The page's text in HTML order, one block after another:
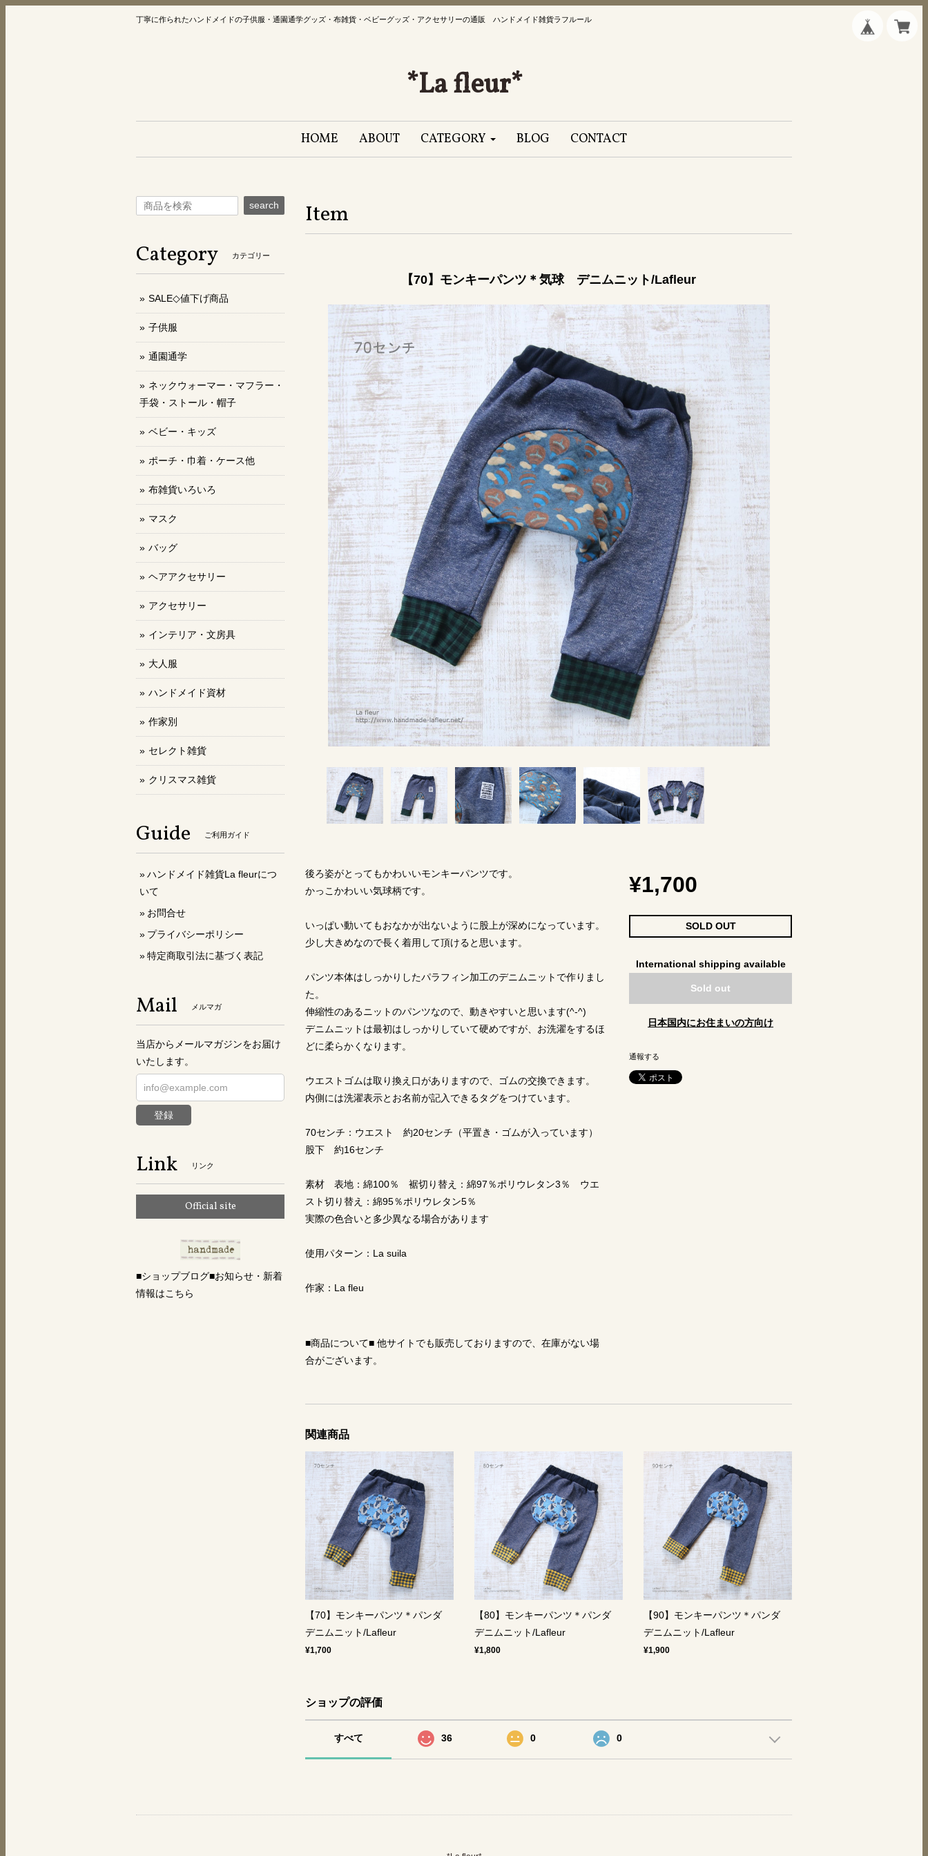
丁寧に作られたハンドメイドの子供服・通園通学グッズ・布雑貨・ベビーグッズ・アクセサリーの通販 ハンドメイド雑貨ラフルール
*La fleur*
HOME ABOUT CATEGORY BLOG CONTACT
Item
【70】モンキーパンツ＊気球 デニムニット/Lafleur
後ろ姿がとってもかわいいモンキーパンツです。
かっこかわいい気球柄です。
いっぱい動いてもおなかが出ないように股上が深めになっています。
少し大きめなので長く着用して頂けると思います。
パンツ本体はしっかりしたパラフィン加工のデニムニットで作りまし
た。
伸縮性のあるニットのパンツなので、動きやすいと思います(^-^)
デニムニットは最初はしっかりしていて硬めですが、お洗濯をするほ
どに柔らかくなります。
ウエストゴムは取り換え口がありますので、ゴムの交換できます。
内側には洗濯表示とお名前が記入できるタグをつけています。
70センチ：ウエスト 約20センチ（平置き・ゴムが入っています）
股下 約16センチ
素材 表地：綿100％ 裾切り替え：綿97％ポリウレタン3％ ウエ
スト切り替え：綿95％ポリウレタン5％
実際の色合いと多少異なる場合があります
使用パターン：La suila
作家：La fleu
■商品について■ 他サイトでも販売しておりますので、在庫がない場
合がございます。
¥1,700
SOLD OUT
International shipping available
Sold out
日本国内にお住まいの方向け
通報する
関連商品
【70】モンキーパンツ＊パンダ
デニムニット/Lafleur
¥1,700
【80】モンキーパンツ＊パンダ
デニムニット/Lafleur
¥1,800
【90】モンキーパンツ＊パンダ
デニムニット/Lafleur
¥1,900
ショップの評価
すべて 36 0 0
search
Category カテゴリー
SALE◇値下げ商品
子供服
通園通学
ネックウォーマー・マフラー・
手袋・ストール・帽子
ベビー・キッズ
ポーチ・巾着・ケース他
布雑貨いろいろ
マスク
バッグ
ヘアアクセサリー
アクセサリー
インテリア・文房具
大人服
ハンドメイド資材
作家別
セレクト雑貨
クリスマス雑貨
Guide ご利用ガイド
ハンドメイド雑貨La fleurにつ
いて
お問合せ
プライバシーポリシー
特定商取引法に基づく表記
Mail メルマガ
当店からメールマガジンをお届け
いたします。
登録
Link リンク
Official site
■ショップブログ■お知らせ・新着
情報はこちら